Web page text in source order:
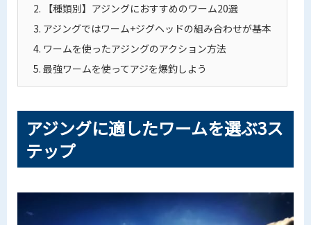
2. 【種類別】アジングにおすすめのワーム20選
3. アジングではワーム+ジグヘッドの組み合わせが基本
4. ワームを使ったアジングのアクション方法
5. 最強ワームを使ってアジを爆釣しよう
アジングに適したワームを選ぶ3ス
テップ